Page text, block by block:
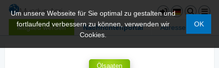
Mitglied werden Nachrichtenportal Adressen
Um unsere Webseite für Sie optimal zu gestalten und
fortlaufend verbessern zu können, verwenden wir
Cookies.
OK
Ölsaaten